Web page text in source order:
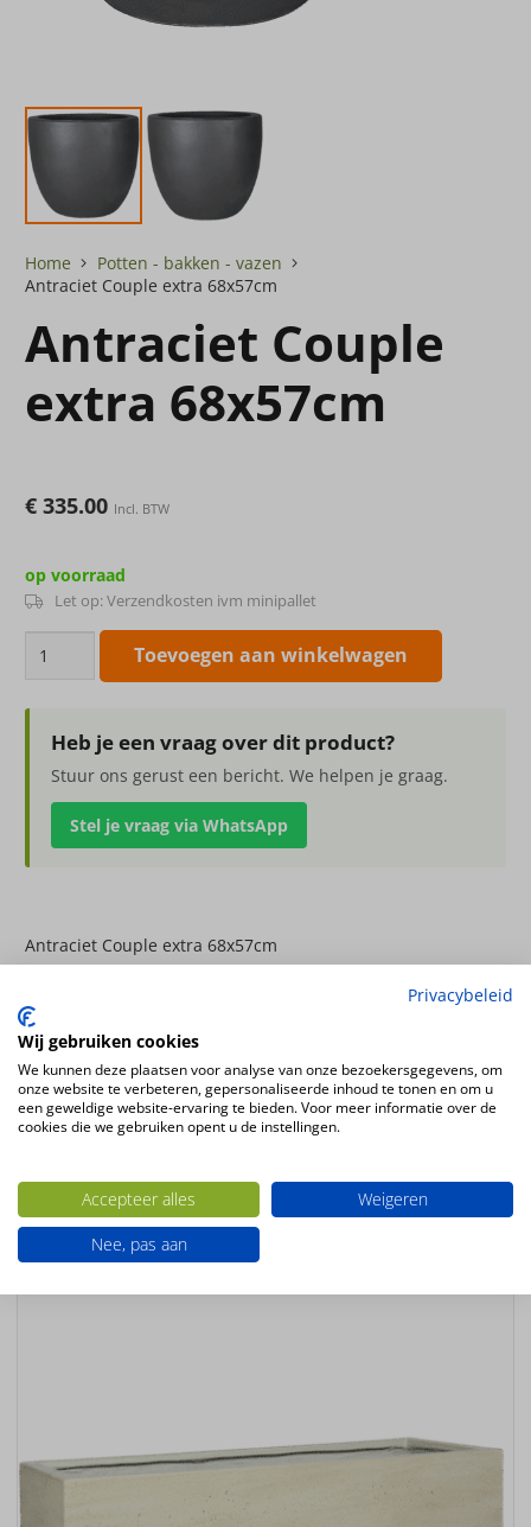
Home
Potten - bakken - vazen
Antraciet Couple extra 68x57cm
Antraciet Couple
extra 68x57cm
€ 335.00 Incl. BTW
op voorraad
Let op: Verzendkosten ivm minipallet
Antraciet
extra
68x57cm
aantal
Toevoegen aan winkelwagen
Heb je een vraag over dit product?
Stuur ons gerust een bericht. We helpen je graag.
Stel je vraag via WhatsApp
Antraciet Couple extra 68x57cm
57cm
Diameter
68cm
Kleur
Ook interessant
Privacybeleid
Wij gebruiken cookies
We kunnen deze plaatsen voor analyse van onze bezoekersgegevens, om
onze website te verbeteren, gepersonaliseerde inhoud te tonen en om u
een geweldige website-ervaring te bieden. Voor meer informatie over de
cookies die we gebruiken opent u de instellingen.
Accepteer alles
Weigeren
Nee, pas aan